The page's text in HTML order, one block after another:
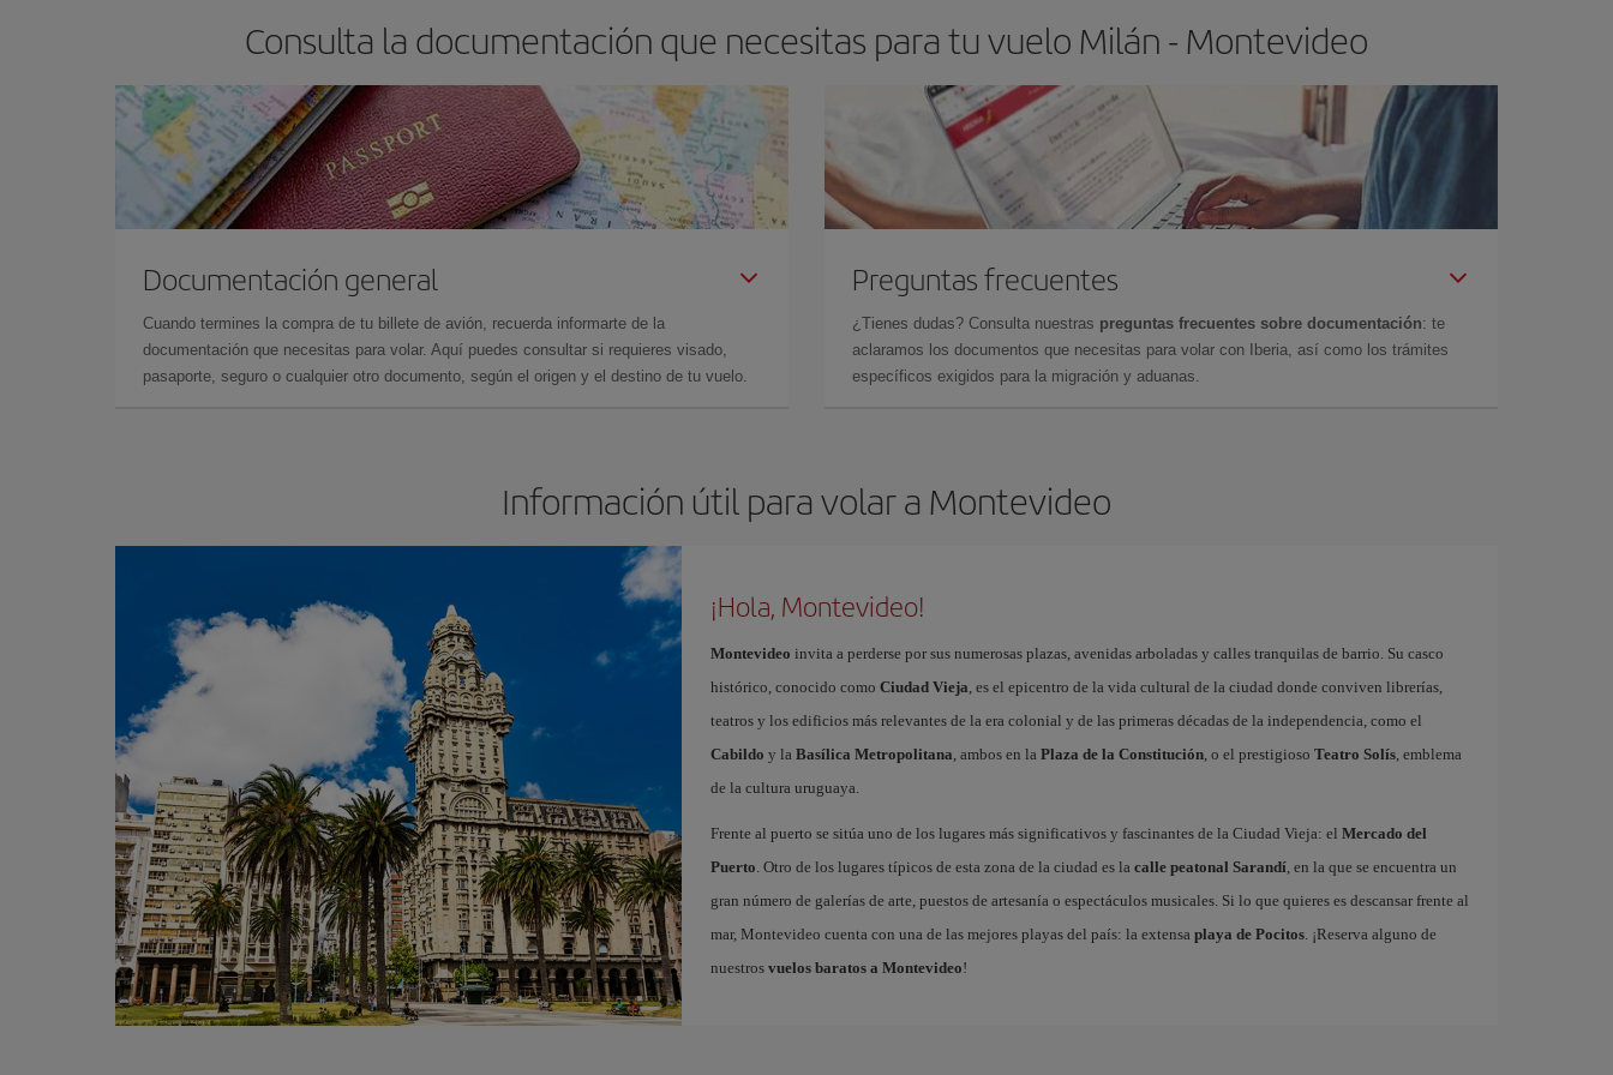
Consulta la documentación que necesitas para tu vuelo Milán - Montevideo
Documentación general
Cuando termines la compra de tu billete de avión, recuerda informarte de la
documentación que necesitas para volar. Aquí puedes consultar si requieres visado,
pasaporte, seguro o cualquier otro documento, según el origen y el destino de tu vuelo.
Preguntas frecuentes
¿Tienes dudas? Consulta nuestras preguntas frecuentes sobre documentación: te
aclaramos los documentos que necesitas para volar con Iberia, así como los trámites
específicos exigidos para la migración y aduanas.
Información útil para volar a Montevideo
¡Hola, Montevideo!
Montevideo invita a perderse por sus numerosas plazas, avenidas arboladas y calles tranquilas de barrio. Su casco
histórico, conocido como Ciudad Vieja, es el epicentro de la vida cultural de la ciudad donde conviven librerías,
teatros y los edificios más relevantes de la era colonial y de las primeras décadas de la independencia, como el
Cabildo y la Basílica Metropolitana, ambos en la Plaza de la Constitución, o el prestigioso Teatro Solís, emblema
de la cultura uruguaya.
Frente al puerto se sitúa uno de los lugares más significativos y fascinantes de la Ciudad Vieja: el Mercado del
Puerto. Otro de los lugares típicos de esta zona de la ciudad es la calle peatonal Sarandí, en la que se encuentra un
gran número de galerías de arte, puestos de artesanía o espectáculos musicales. Si lo que quieres es descansar frente al
mar, Montevideo cuenta con una de las mejores playas del país: la extensa playa de Pocitos. ¡Reserva alguno de
nuestros vuelos baratos a Montevideo!